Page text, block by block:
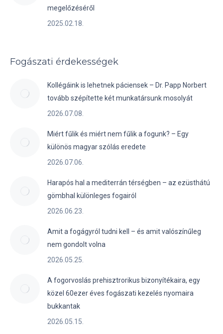
megelőzéséről
2025.02.18.
Fogászati érdekességek
Kollégáink is lehetnek páciensek – Dr. Papp Norbert
tovább szépítette két munkatársunk mosolyát
2026.07.08.
Miért fűlik és miért nem fűlik a fogunk? – Egy
különös magyar szólás eredete
2026.07.06.
Harapós hal a mediterrán térségben – az ezüsthátú
gömbhal különleges fogairól
2026.06.23.
Amit a fogágyról tudni kell – és amit valószínűleg
nem gondolt volna
2026.05.25.
A fogorvoslás prehisztrorikus bizonyítékaira, egy
közel 60ezer éves fogászati kezelés nyomaira
bukkantak
2026.05.15.